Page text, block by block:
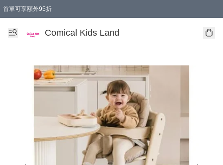
首單可享額外95折
Comical Kids Land